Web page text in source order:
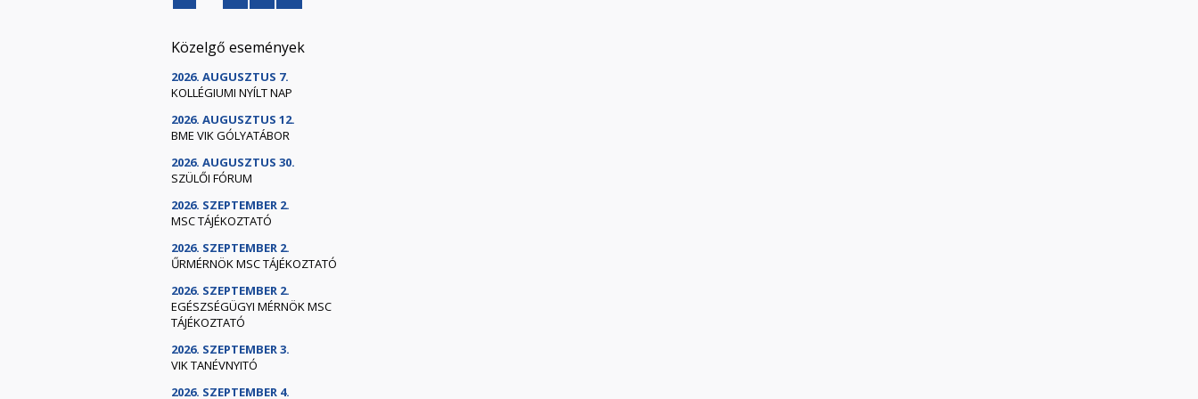
Közelgő események
2026. AUGUSZTUS 7.
KOLLÉGIUMI NYÍLT NAP
2026. AUGUSZTUS 12.
BME VIK GÓLYATÁBOR
2026. AUGUSZTUS 30.
SZÜLŐI FÓRUM
2026. SZEPTEMBER 2.
MSC TÁJÉKOZTATÓ
2026. SZEPTEMBER 2.
ŰRMÉRNÖK MSC TÁJÉKOZTATÓ
2026. SZEPTEMBER 2.
EGÉSZSÉGÜGYI MÉRNÖK MSC
TÁJÉKOZTATÓ
2026. SZEPTEMBER 3.
VIK TANÉVNYITÓ
2026. SZEPTEMBER 4.